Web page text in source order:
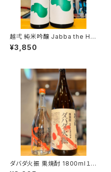
越弌 純米吟醸 Jabba the H
1800ml１本（株式会社越後鶴
亀・新潟県新潟市西蒲区竹野
¥3,850
ダバダ火振 栗焼酎 1800ml１本